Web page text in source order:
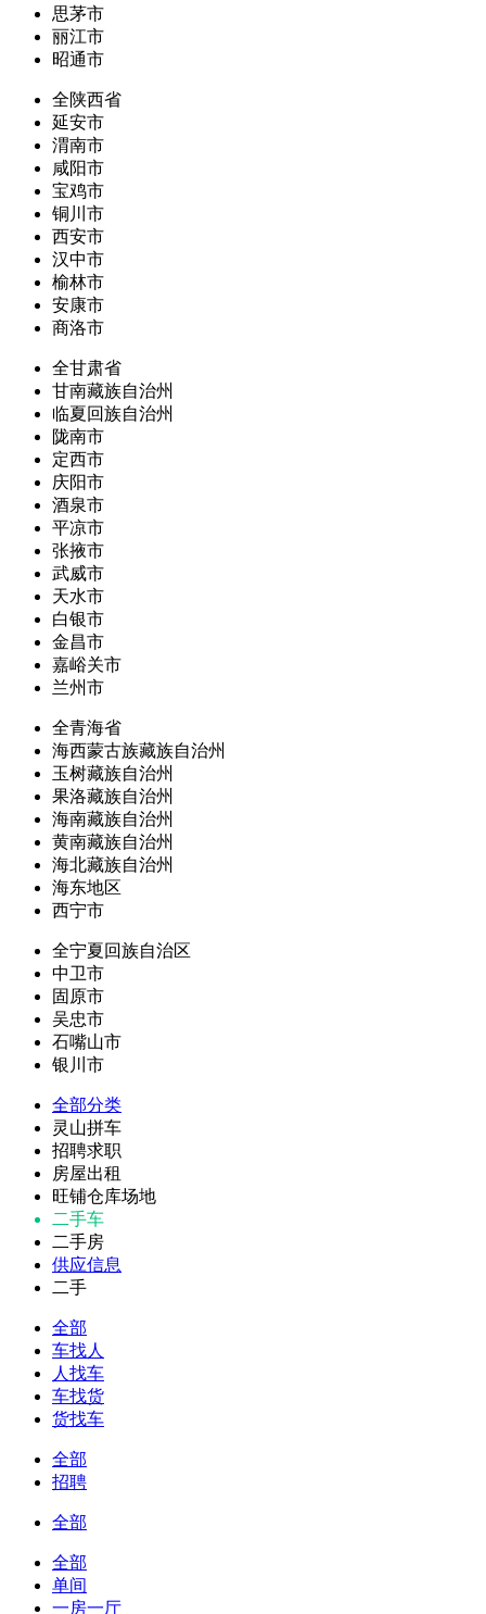
思茅市
丽江市
昭通市
全陕西省
延安市
渭南市
咸阳市
宝鸡市
铜川市
西安市
汉中市
榆林市
安康市
商洛市
全甘肃省
甘南藏族自治州
临夏回族自治州
陇南市
定西市
庆阳市
酒泉市
平凉市
张掖市
武威市
天水市
白银市
金昌市
嘉峪关市
兰州市
全青海省
海西蒙古族藏族自治州
玉树藏族自治州
果洛藏族自治州
海南藏族自治州
黄南藏族自治州
海北藏族自治州
海东地区
西宁市
全宁夏回族自治区
中卫市
固原市
吴忠市
石嘴山市
银川市
全部分类
灵山拼车
招聘求职
房屋出租
旺铺仓库场地
二手车
二手房
供应信息
二手
全部
车找人
人找车
车找货
货找车
全部
招聘
全部
全部
单间
一房一厅